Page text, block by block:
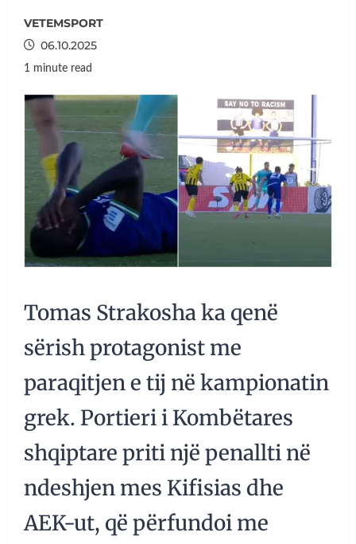
VETEMSPORT
06.10.2025
1 minute read
Tomas Strakosha ka qenë
sërish protagonist me
paraqitjen e tij në kampionatin
grek. Portieri i Kombëtares
shqiptare priti një penallti në
ndeshjen mes Kifisias dhe
AEK-ut, që përfundoi me